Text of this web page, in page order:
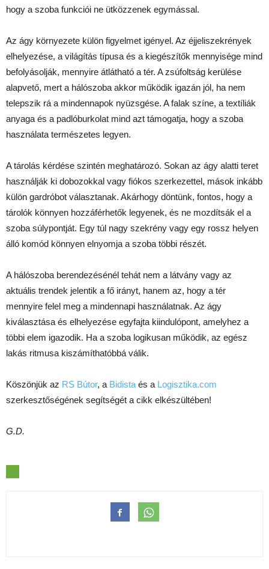
hogy a szoba funkciói ne ütközzenek egymással.
Az ágy környezete külön figyelmet igényel. Az éjjeliszekrények
elhelyezése, a világítás típusa és a kiegészítők mennyisége mind
befolyásolják, mennyire átlátható a tér. A zsúfoltság kerülése
alapvető, mert a hálószoba akkor működik igazán jól, ha nem
telepszik rá a mindennapok nyüzsgése. A falak színe, a textíliák
anyaga és a padlóburkolat mind azt támogatja, hogy a szoba
használata természetes legyen.
A tárolás kérdése szintén meghatározó. Sokan az ágy alatti teret
használják ki dobozokkal vagy fiókos szerkezettel, mások inkább
külön gardróbot választanak. Akárhogy döntünk, fontos, hogy a
tárolók könnyen hozzáférhetők legyenek, és ne mozdítsák el a
szoba súlypontját. Egy túl nagy szekrény vagy egy rossz helyen
álló komód könnyen elnyomja a szoba többi részét.
A hálószoba berendezésénél tehát nem a látvány vagy az
aktuális trendek jelentik a fő irányt, hanem az, hogy a tér
mennyire felel meg a mindennapi használatnak. Az ágy
kiválasztása és elhelyezése egyfajta kiindulópont, amelyhez a
többi elem igazodik. Ha a szoba logikusan működik, az egész
lakás ritmusa kiszámíthatóbbá válik.
Köszönjük az RS Bútor, a Bidista és a Logisztika.com
szerkesztőségének segítségét a cikk elkészültében!
G.D.